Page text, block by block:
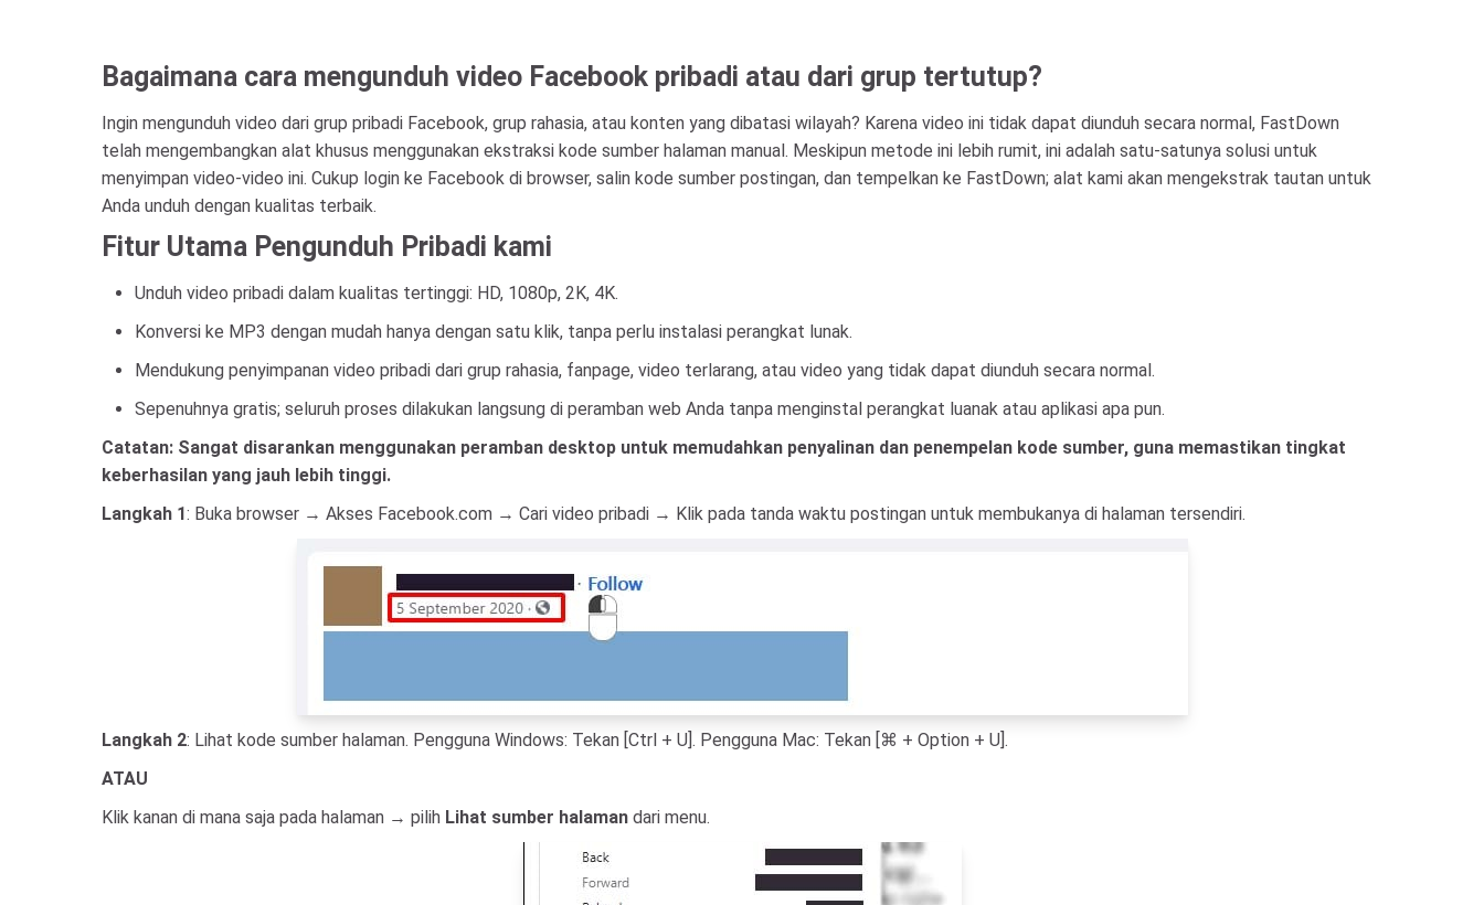
Bagaimana cara mengunduh video Facebook pribadi atau dari grup tertutup?
Ingin mengunduh video dari grup pribadi Facebook, grup rahasia, atau konten yang dibatasi wilayah? Karena video ini tidak dapat diunduh secara normal, FastDown
telah mengembangkan alat khusus menggunakan ekstraksi kode sumber halaman manual. Meskipun metode ini lebih rumit, ini adalah satu-satunya solusi untuk
menyimpan video-video ini. Cukup login ke Facebook di browser, salin kode sumber postingan, dan tempelkan ke FastDown; alat kami akan mengekstrak tautan untuk
Anda unduh dengan kualitas terbaik.
Fitur Utama Pengunduh Pribadi kami
Unduh video pribadi dalam kualitas tertinggi: HD, 1080p, 2K, 4K.
Konversi ke MP3 dengan mudah hanya dengan satu klik, tanpa perlu instalasi perangkat lunak.
Mendukung penyimpanan video pribadi dari grup rahasia, fanpage, video terlarang, atau video yang tidak dapat diunduh secara normal.
Sepenuhnya gratis; seluruh proses dilakukan langsung di peramban web Anda tanpa menginstal perangkat luanak atau aplikasi apa pun.
Catatan: Sangat disarankan menggunakan peramban desktop untuk memudahkan penyalinan dan penempelan kode sumber, guna memastikan tingkat
keberhasilan yang jauh lebih tinggi.
Langkah 1: Buka browser → Akses Facebook.com → Cari video pribadi → Klik pada tanda waktu postingan untuk membukanya di halaman tersendiri.
Langkah 2: Lihat kode sumber halaman. Pengguna Windows: Tekan [Ctrl + U]. Pengguna Mac: Tekan [⌘ + Option + U].
ATAU
Klik kanan di mana saja pada halaman → pilih Lihat sumber halaman dari menu.